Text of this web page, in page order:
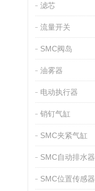
滤芯
流量开关
SMC阀岛
油雾器
电动执行器
销钉气缸
SMC夹紧气缸
SMC自动排水器
SMC位置传感器